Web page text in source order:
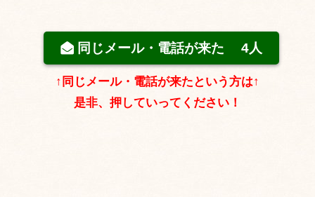
同じメール・電話が来た 4人
↑同じメール・電話が来たという方は↑
是非、押していってください！